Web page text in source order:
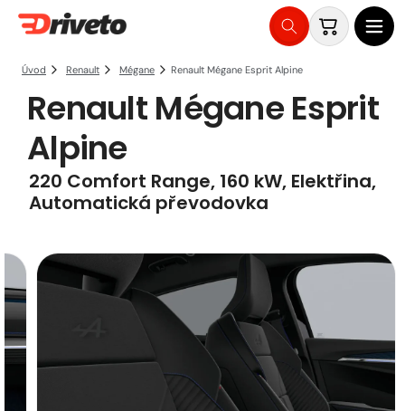
na
obsah
Košík
Úvod Renault Mégane Renault Mégane Esprit Alpine
Renault Mégane Esprit
Alpine
220 Comfort Range, 160 kW, Elektřina,
Automatická převodovka
Obrázek
3
je
nyní
dostupný
informace
produktu